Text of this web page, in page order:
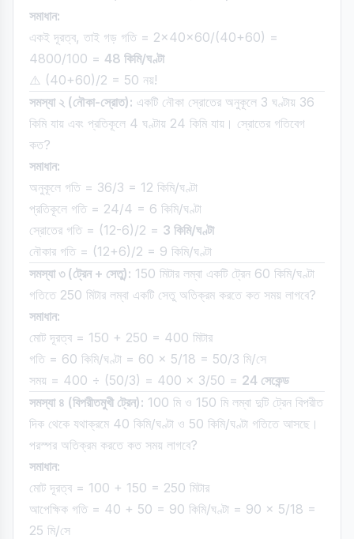
সমাধান:
একই দূরত্ব, তাই গড় গতি = 2×40×60/(40+60) =
4800/100 = 48 কিমি/ঘণ্টা
⚠️ (40+60)/2 = 50 নয়!
সমস্যা ২ (নৌকা-স্রোত): একটি নৌকা স্রোতের অনুকূলে 3 ঘণ্টায় 36
কিমি যায় এবং প্রতিকূলে 4 ঘণ্টায় 24 কিমি যায়। স্রোতের গতিবেগ
কত?
সমাধান:
অনুকূলে গতি = 36/3 = 12 কিমি/ঘণ্টা
প্রতিকূলে গতি = 24/4 = 6 কিমি/ঘণ্টা
স্রোতের গতি = (12-6)/2 = 3 কিমি/ঘণ্টা
নৌকার গতি = (12+6)/2 = 9 কিমি/ঘণ্টা
সমস্যা ৩ (ট্রেন + সেতু): 150 মিটার লম্বা একটি ট্রেন 60 কিমি/ঘণ্টা
গতিতে 250 মিটার লম্বা একটি সেতু অতিক্রম করতে কত সময় লাগবে?
সমাধান:
মোট দূরত্ব = 150 + 250 = 400 মিটার
গতি = 60 কিমি/ঘণ্টা = 60 × 5/18 = 50/3 মি/সে
সময় = 400 ÷ (50/3) = 400 × 3/50 = 24 সেকেন্ড
সমস্যা ৪ (বিপরীতমুখী ট্রেন): 100 মি ও 150 মি লম্বা দুটি ট্রেন বিপরীত
দিক থেকে যথাক্রমে 40 কিমি/ঘণ্টা ও 50 কিমি/ঘণ্টা গতিতে আসছে।
পরস্পর অতিক্রম করতে কত সময় লাগবে?
সমাধান:
মোট দূরত্ব = 100 + 150 = 250 মিটার
আপেক্ষিক গতি = 40 + 50 = 90 কিমি/ঘণ্টা = 90 × 5/18 =
25 মি/সে